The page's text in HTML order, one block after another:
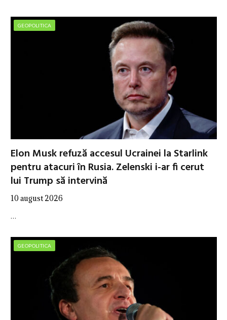
GEOPOLITICA
Elon Musk refuză accesul Ucrainei la Starlink
pentru atacuri în Rusia. Zelenski i-ar fi cerut
lui Trump să intervină
10 august 2026
…
GEOPOLITICA